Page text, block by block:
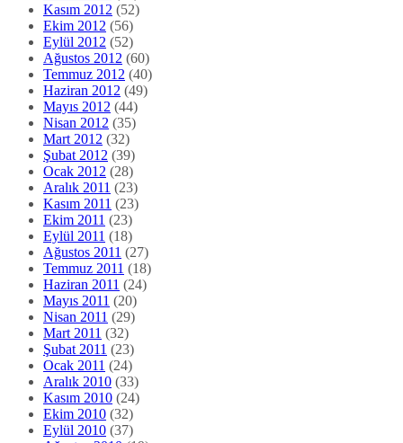
Kasım 2012 (52)
Ekim 2012 (56)
Eylül 2012 (52)
Ağustos 2012 (60)
Temmuz 2012 (40)
Haziran 2012 (49)
Mayıs 2012 (44)
Nisan 2012 (35)
Mart 2012 (32)
Şubat 2012 (39)
Ocak 2012 (28)
Aralık 2011 (23)
Kasım 2011 (23)
Ekim 2011 (23)
Eylül 2011 (18)
Ağustos 2011 (27)
Temmuz 2011 (18)
Haziran 2011 (24)
Mayıs 2011 (20)
Nisan 2011 (29)
Mart 2011 (32)
Şubat 2011 (23)
Ocak 2011 (24)
Aralık 2010 (33)
Kasım 2010 (24)
Ekim 2010 (32)
Eylül 2010 (37)